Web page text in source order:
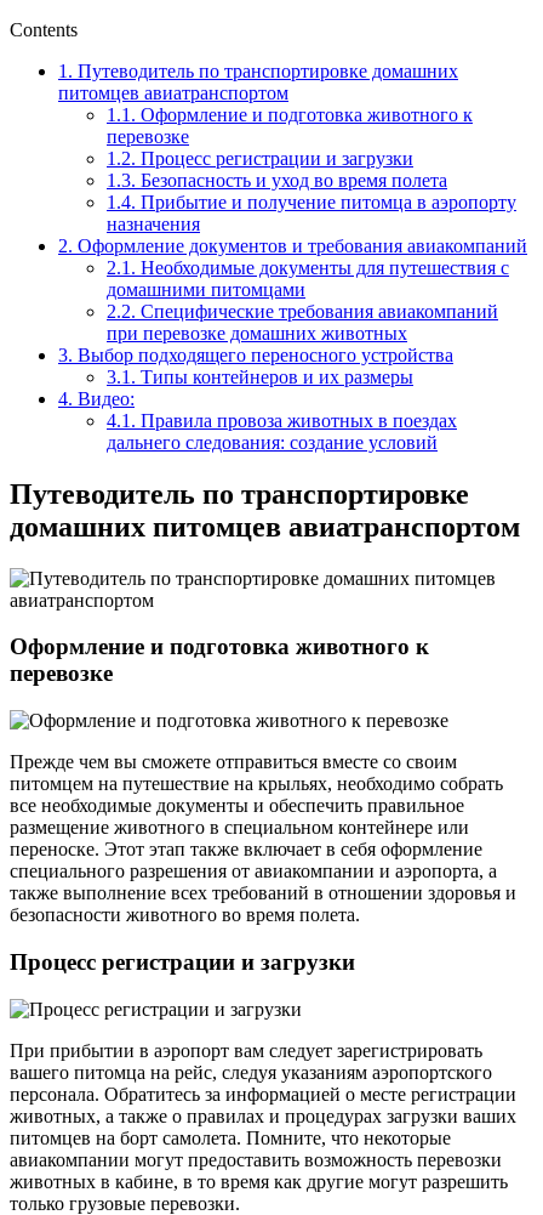
Contents
1. Путеводитель по транспортировке домашних
питомцев авиатранспортом
1.1. Оформление и подготовка животного к
перевозке
1.2. Процесс регистрации и загрузки
1.3. Безопасность и уход во время полета
1.4. Прибытие и получение питомца в аэропорту
назначения
2. Оформление документов и требования авиакомпаний
2.1. Необходимые документы для путешествия с
домашними питомцами
2.2. Специфические требования авиакомпаний
при перевозке домашних животных
3. Выбор подходящего переносного устройства
3.1. Типы контейнеров и их размеры
4. Видео:
4.1. Правила провоза животных в поездах
дальнего следования: создание условий
Путеводитель по транспортировке
домашних питомцев авиатранспортом
Оформление и подготовка животного к
перевозке
Прежде чем вы сможете отправиться вместе со своим
питомцем на путешествие на крыльях, необходимо собрать
все необходимые документы и обеспечить правильное
размещение животного в специальном контейнере или
переноске. Этот этап также включает в себя оформление
специального разрешения от авиакомпании и аэропорта, а
также выполнение всех требований в отношении здоровья и
безопасности животного во время полета.
Процесс регистрации и загрузки
При прибытии в аэропорт вам следует зарегистрировать
вашего питомца на рейс, следуя указаниям аэропортского
персонала. Обратитесь за информацией о месте регистрации
животных, а также о правилах и процедурах загрузки ваших
питомцев на борт самолета. Помните, что некоторые
авиакомпании могут предоставить возможность перевозки
животных в кабине, в то время как другие могут разрешить
только грузовые перевозки.